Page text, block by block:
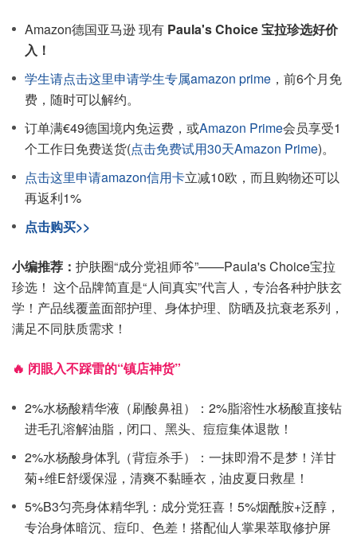
Amazon德国亚马逊 现有 Paula's Choice 宝拉珍选好价
入！
学生请点击这里申请学生专属amazon prime ，前6个月免
费，随时可以解约。
订单满€49德国境内免运费，或Amazon Prime会员享受1
个工作日免费送货(点击免费试用30天Amazon Prime)。
点击这里申请amazon信用卡立减10欧，而且购物还可以
再返利1%
点击购买>>
小编推荐： 护肤圈“成分党祖师爷”——Paula's Choice宝拉
珍选！ 这个品牌简直是“人间真实”代言人，专治各种护肤玄
学！产品线覆盖面部护理、身体护理、防晒及抗衰老系列，
满足不同肤质需求！
🔥 闭眼入不踩雷的“镇店神货”
2%水杨酸精华液（刷酸鼻祖）：2%脂溶性水杨酸直接钻
进毛孔溶解油脂，闭口、黑头、痘痘集体退散！
2%水杨酸身体乳（背痘杀手）：一抹即滑不是梦！洋甘
菊+维E舒缓保湿，清爽不黏睡衣，油皮夏日救星！
5%B3匀亮身体精华乳：成分党狂喜！5%烟酰胺+泛醇，
专治身体暗沉、痘印、色差！搭配仙人掌果萃取修护屏